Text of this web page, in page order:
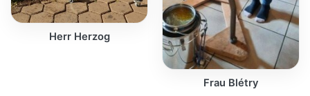
Herr Herzog
Frau Blétry